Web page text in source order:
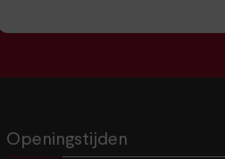
Openingstijden